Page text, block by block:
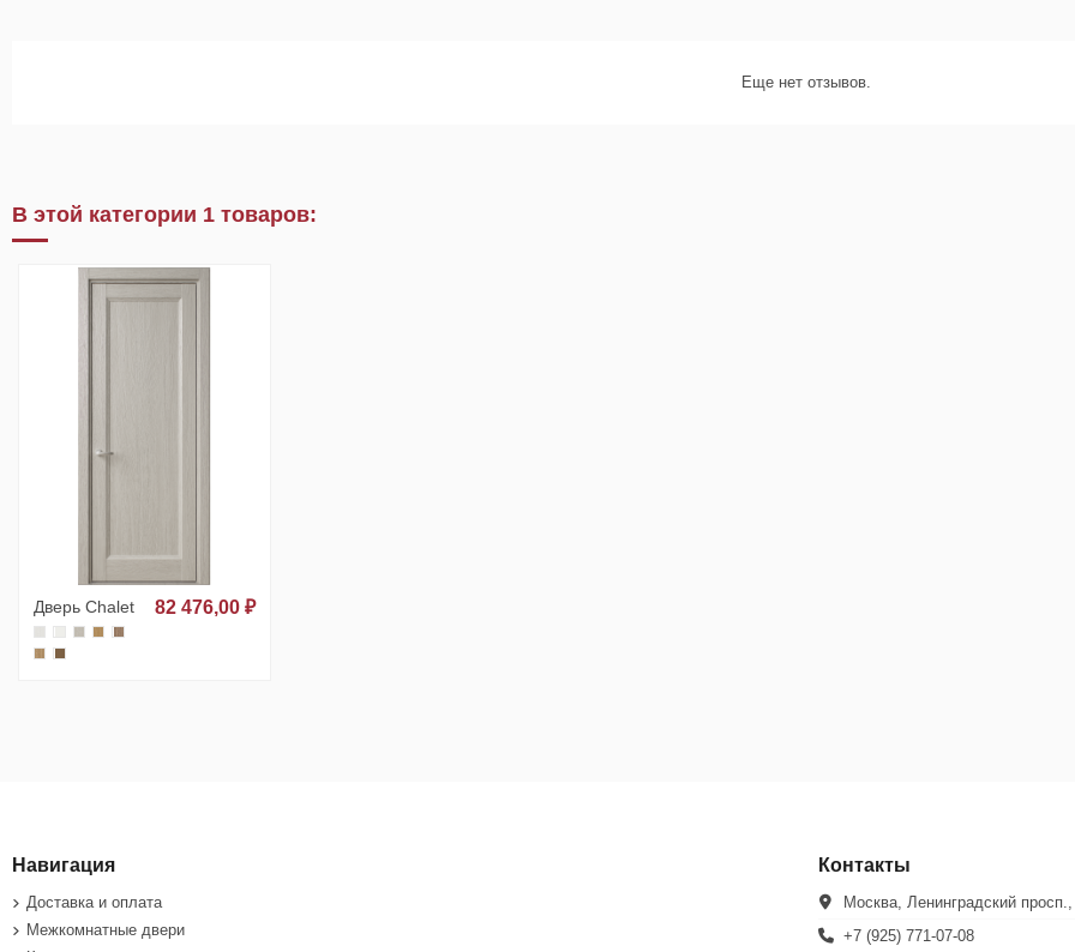
Еще нет отзывов.
В этой категории 1 товаров:
Дверь Сhalet 82 476,00 ₽
Навигация
Доставка и оплата
Межкомнатные двери
Контакты
Москва, Ленинградский
+7 (925) 771-07-08